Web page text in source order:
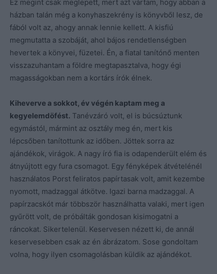
Ez megint csak meglepett, mert azt vártam, hogy abban a
házban talán még a konyhaszekrény is könyvből lesz, de
fából volt az, ahogy annak lennie kellett. A kisfiú
megmutatta a szobáját, ahol bájos rendetlenségben
hevertek a könyvei, füzetei. Én, a fiatal tanítónő menten
visszazuhantam a földre megtapasztalva, hogy égi
magasságokban nem a kortárs írók élnek.
Kiheverve a sokkot, év végén kaptam meg a
kegyelemdöfést. Tanévzáró volt, el is búcsúztunk
egymástól, mármint az osztály meg én, mert kis
lépcsőben tanítottunk az időben. Jöttek sorra az
ajándékok, virágok. A nagy író fia is odapenderült elém és
átnyújtott egy fura csomagot. Egy fényképek átvételénél
használatos Porst feliratos papírtasak volt, amit kezembe
nyomott, madzaggal átkötve. Igazi barna madzaggal. A
papírzacskót már többször használhatta valaki, mert igen
gyűrött volt, de próbálták gondosan kisimogatni a
ráncokat. Sikertelenül. Keservesen nézett ki, de annál
keservesebben csak az én ábrázatom. Sose gondoltam
volna, hogy ilyen csomagolásban küldik az ajándékot.